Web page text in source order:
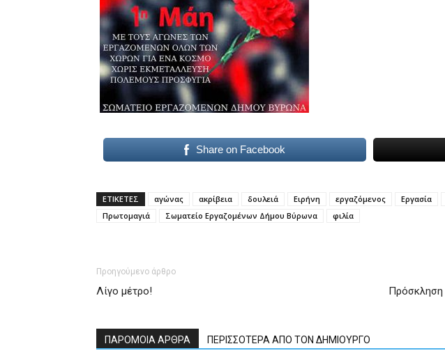
Share on Facebook
ΕΤΙΚΕΤΕΣ αγώνας ακρίβεια δουλειά Ειρήνη εργαζόμενος Εργασία
Πρωτομαγιά
Σωματείο Εργαζομένων Δήμου Βύρωνα φιλία
Προηγούμενο άρθρο
Λίγο μέτρο! Πρόσκληση
ΠΑΡΟΜΟΙΑ ΑΡΘΡΑ ΠΕΡΙΣΣΟΤΕΡΑ ΑΠΟ ΤΟΝ ΔΗΜΙΟΥΡΓΟ